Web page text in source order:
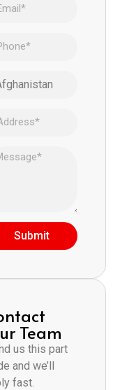
Submit
Team
us this part
and we’ll
fast.